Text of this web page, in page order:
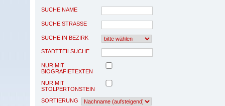
SUCHE NAME
SUCHE STRASSE
SUCHE IN BEZIRK
STADTTEILSUCHE
NUR MIT
BIOGRAFIETEXTEN
NUR MIT
STOLPERTONSTEIN
SORTIERUNG